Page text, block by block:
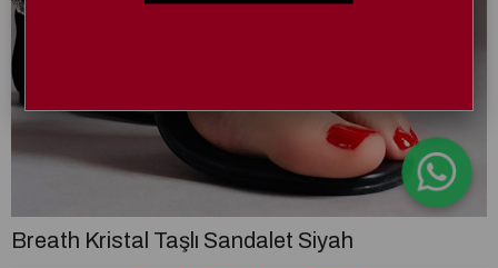
Breath Kristal Taşlı Sandalet Siyah